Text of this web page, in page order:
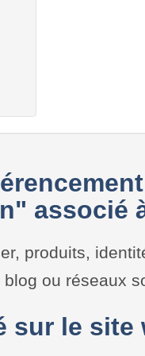
associé
produits,
ou réseaux
sur le site